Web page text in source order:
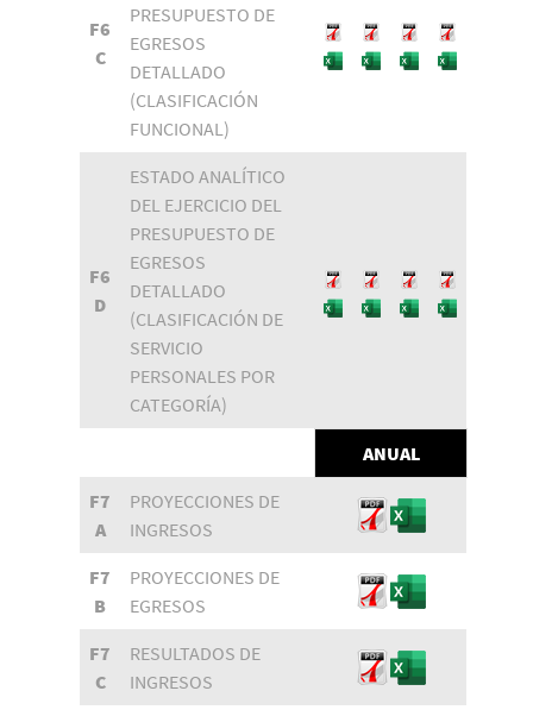
F6
C
PRESUPUESTO DE
EGRESOS
DETALLADO
(CLASIFICACIÓN
FUNCIONAL)
F6
D
ESTADO ANALÍTICO
DEL EJERCICIO DEL
PRESUPUESTO DE
EGRESOS
DETALLADO
(CLASIFICACIÓN DE
SERVICIO
PERSONALES POR
CATEGORÍA)
ANUAL
F7
A
PROYECCIONES DE
INGRESOS
F7
B
PROYECCIONES DE
EGRESOS
F7
C
RESULTADOS DE
INGRESOS